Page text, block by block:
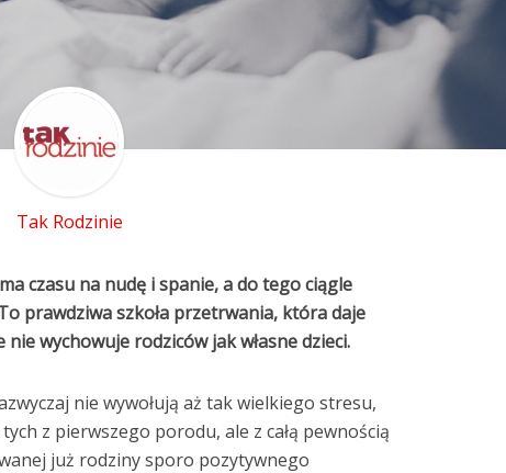
Tak Rodzinie
czasu na nudę i spanie, a do tego ciągle
prawdziwa szkoła przetrwania, która daje
wychowuje rodziców jak własne dzieci.
nie wywołują aż tak wielkiego stresu,
z pierwszego porodu, ale z całą pewnością
już rodziny sporo pozytywnego